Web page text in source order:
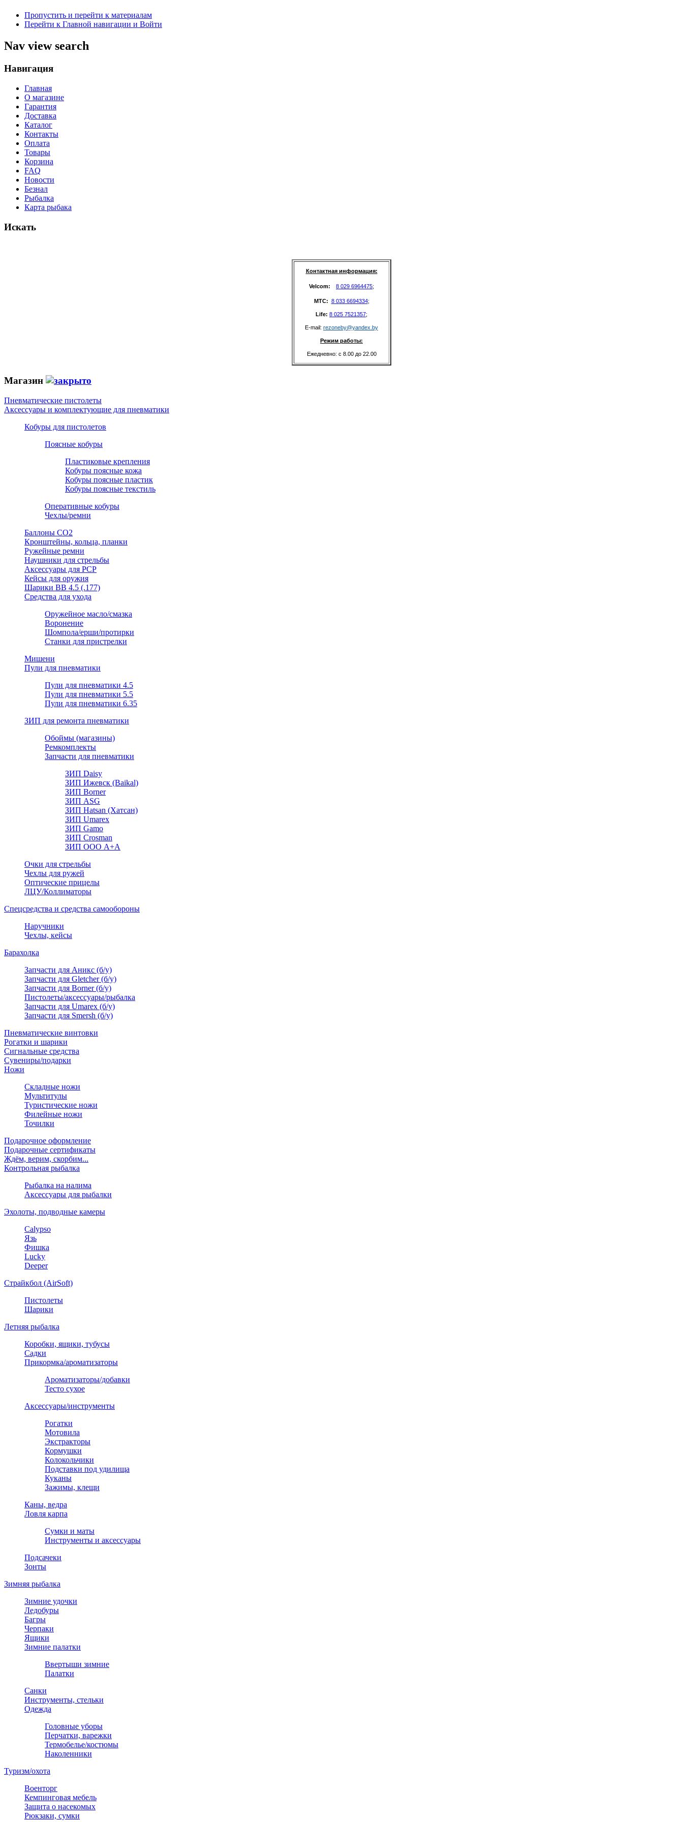
Пропустить и перейти к материалам
Перейти к Главной навигации и Войти
Nav view search
Навигация
Главная
О магазине
Гарантия
Доставка
Каталог
Контакты
Оплата
Товары
Корзина
FAQ
Новости
Безнал
Рыбалка
Карта рыбака
Искать
Контактная информация:
Velcom: 8 029 6964475;
MTC: 8 033 6694334;
Life: 8 025 7521357;
E-mail: rezoneby@yandex.by
Режим работы:
Ежедневно: с 8.00 до 22.00
Магазин
Пневматические пистолеты
Аксессуары и комплектующие для пневматики
Кобуры для пистолетов
Поясные кобуры
Пластиковые крепления
Кобуры поясные кожа
Кобуры поясные пластик
Кобуры поясные текстиль
Оперативные кобуры
Чехлы/ремни
Баллоны СО2
Кронштейны, кольца, планки
Ружейные ремни
Наушники для стрельбы
Аксессуары для PCP
Кейсы для оружия
Шарики ВВ 4.5 (.177)
Средства для ухода
Оружейное масло/смазка
Воронение
Шомпола/ерши/протирки
Станки для пристрелки
Мишени
Пули для пневматики
Пули для пневматики 4.5
Пули для пневматики 5.5
Пули для пневматики 6.35
ЗИП для ремонта пневматики
Обоймы (магазины)
Ремкомплекты
Запчасти для пневматики
ЗИП Daisy
ЗИП Ижевск (Baikal)
ЗИП Borner
ЗИП ASG
ЗИП Hatsan (Хатсан)
ЗИП Umarex
ЗИП Gamo
ЗИП Crosman
ЗИП ООО А+А
Очки для стрельбы
Чехлы для ружей
Оптические прицелы
ЛЦУ/Коллиматоры
Спецсредства и средства самообороны
Наручники
Чехлы, кейсы
Барахолка
Запчасти для Аникс (б/у)
Запчасти для Gletcher (б/у)
Запчасти для Borner (б/у)
Пистолеты/аксессуары/рыбалка
Запчасти для Umarex (б/у)
Запчасти для Smersh (б/у)
Пневматические винтовки
Рогатки и шарики
Сигнальные средства
Сувениры/подарки
Ножи
Складные ножи
Мультитулы
Туристические ножи
Филейные ножи
Точилки
Подарочное оформление
Подарочные сертификаты
Ждём, верим, скорбим...
Контрольная рыбалка
Рыбалка на налима
Аксессуары для рыбалки
Эхолоты, подводные камеры
Calypso
Язь
Фишка
Lucky
Deeper
Страйкбол (AirSoft)
Пистолеты
Шарики
Летняя рыбалка
Коробки, ящики, тубусы
Садки
Прикормка/ароматизаторы
Ароматизаторы/добавки
Тесто сухое
Аксессуары/инструменты
Рогатки
Мотовила
Экстракторы
Кормушки
Колокольчики
Подставки под удилища
Куканы
Зажимы, клещи
Каны, ведра
Ловля карпа
Сумки и маты
Инструменты и аксессуары
Подсачеки
Зонты
Зимняя рыбалка
Зимние удочки
Ледобуры
Багры
Черпаки
Ящики
Зимние палатки
Ввертыши зимние
Палатки
Санки
Инструменты, стельки
Одежда
Головные уборы
Перчатки, варежки
Термобелье/костюмы
Наколенники
Туризм/охота
Военторг
Кемпинговая мебель
Защита о насекомых
Рюкзаки, сумки